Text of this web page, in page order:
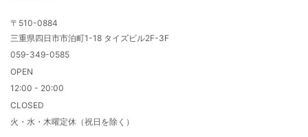
〒510-0884
三重県四日市市泊町1-18 タイズビル2F-3F
059-349-0585
OPEN
12:00 - 20:00
CLOSED
火・水・木曜定休（祝日を除く）